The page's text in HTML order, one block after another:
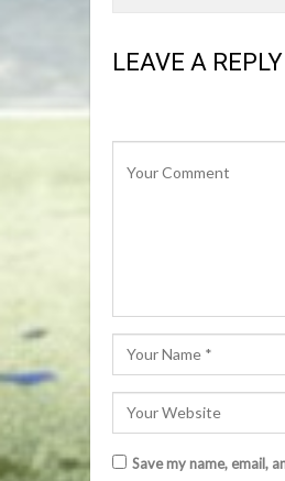
LEAVE A REPLY
Save my name, email,